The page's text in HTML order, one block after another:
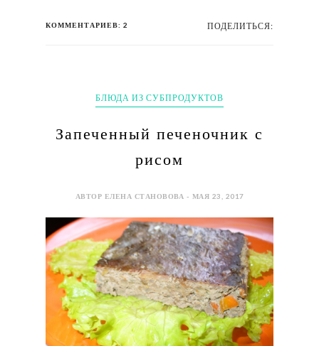
КОММЕНТАРИЕВ: 2 ПОДЕЛИТЬСЯ:
БЛЮДА ИЗ СУБПРОДУКТОВ
Запеченный печеночник с
рисом
АВТОР ЕЛЕНА СТАНОВОВА - МАЯ 23, 2017